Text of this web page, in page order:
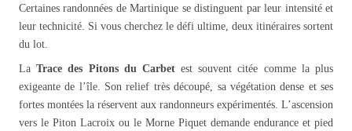
Certaines randonnées de Martinique se distinguent par leur intensité et
leur technicité. Si vous cherchez le défi ultime, deux itinéraires sortent
du lot.
LaTrace des Pitons du Carbetest souvent citée comme la plus
exigeante de l’île. Son relief très découpé, sa végétation dense et ses
fortes montées la réservent aux randonneurs expérimentés. L’ascension
vers le Piton Lacroix ou le Morne Piquet demande endurance et pied